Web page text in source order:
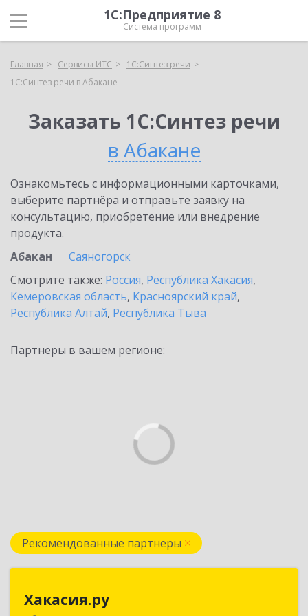
1С:Предприятие 8
Система программ
Главная Сервисы ИТС
1С:Синтез речи
1С:Синтез речи в Абакане
Заказать 1С:Синтез речи
в Абакане
Ознакомьтесь с информационными карточками,
выберите партнёра и отправьте заявку на
консультацию, приобретение или внедрение
продукта.
Абакан
Саяногорск
Смотрите также: Россия, Республика Хакасия,
Кемеровская область, Красноярский край,
Республика Алтай, Республика Тыва
Партнеры в вашем регионе:
Рекомендованные партнеры
Хакасия.ру